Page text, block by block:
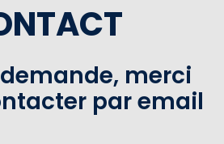
merci
par email